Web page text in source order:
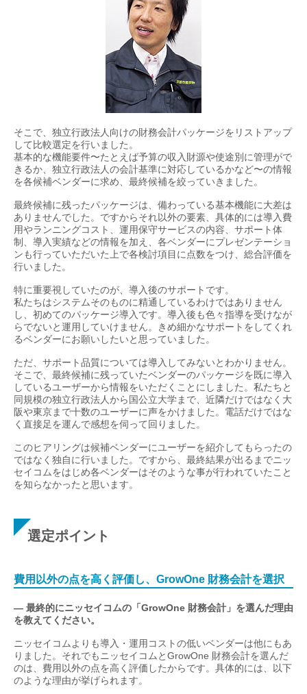
そこで、独立行政法人向けの財務会計パッケージをリストアップ
して比較選定を行いました。
基本的な機能要件〜たとえば予算の収入財源や使途別に管理がで
きるか、独立行政法人の会計基準に対応しているかなど〜の情報
を各候補ベンダーに求め、最終候補を絞っていきました。
最終候補に残ったパッケージは、備わっている基本機能に大差は
ありませんでした。ですからそれ以外の要素、具体的には導入費
用やランニングコスト、運用保守サービスの内容、サポート体
制、導入実績などの情報を加え、各ベンダーにプレゼンテーショ
ンも行っていただいた上で各検討項目に点数をつけ、総合評価を
行いました。
特に重要視していたのが、導入後のサポートです。
私たちはシステムそのものに精通しているわけではありません
し、初めてのパッケージ導入です。導入後も色々指導を受けなが
らでないと運用していけません。きめ細かなサポートをしてくれ
るベンダーにお願いしたいと思っていました。
ただ、サポート品質については導入してみないとわかりません。
そこで、最終候補に残っていたベンダーのパッケージを既に導入
しているユーザーから情報をいただくことにしました。私たちと
同規模の独立行政法人から国公立大学まで、近隣だけではなく大
阪や東京まで十数のユーザーに声をかけました。電話だけではな
く直接足を運んで感想を伺って回りました。
このヒアリングは候補ベンダーにユーザーを紹介してもらったの
ではなく独自に行いました。ですから、最終結果が出るまでニッ
セイコムをはじめ各ベンダーはそのような事が行われていたこと
を知らなかったと思います。
選定ポイント
費用以外の点を高く評価し、GrowOne 財務会計を選択
— 最終的にニッセイコムの「GrowOne 財務会計」を選んだ理由
を教えてください。
ニッセイコムよりも導入・運用コストの低いベンダーは他にもあ
りました。それでもニッセイコムとGrowOne 財務会計を選んだ
のは、費用以外の点を高く評価したからです。具体的には、以下
のような理由が挙げられます。